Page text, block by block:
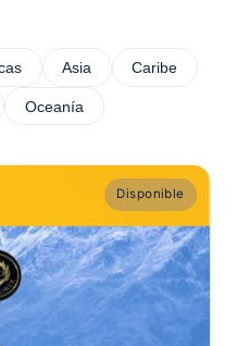
Asia Caribe
Oceanía
Disponible